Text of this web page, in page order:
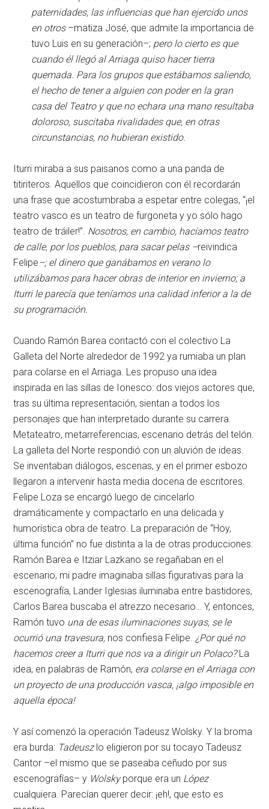
paternidades, las influencias que han ejercido unos
en otros–matiza José, que admite la importancia de
tuvo Luis en su generación–; pero lo cierto es que
cuando él llegó al Arriaga quiso hacer tierra
quemada. Para los grupos que estábamos saliendo,
el hecho de tener a alguien con poder en la gran
casa del Teatro y que no echara una mano resultaba
doloroso, suscitaba rivalidades que, en otras
circunstancias, no hubieran existido.
Iturri miraba a sus paisanos como a una panda de
titiriteros. Aquellos que coincidieron con él recordarán
una frase que acostumbraba a espetar entre colegas, “¡el
teatro vasco es un teatro de furgoneta y yo sólo hago
teatro de tráiler!”. Nosotros, en cambio, hacíamos teatro
de calle, por los pueblos, para sacar pelas –reivindica
Felipe–; el dinero que ganábamos en verano lo
utilizábamos para hacer obras de interior en invierno; a
Iturri le parecía que teníamos una calidad inferior a la de
su programación.
Cuando Ramón Barea contactó con el colectivo La
Galleta del Norte alrededor de 1992 ya rumiaba un plan
para colarse en el Arriaga. Les propuso una idea
inspirada en las sillas de Ionesco: dos viejos actores que,
tras su última representación, sientan a todos los
personajes que han interpretado durante su carrera.
Metateatro, metarreferencias, escenario detrás del telón.
La galleta del Norte respondió con un aluvión de ideas.
Se inventaban diálogos, escenas, y en el primer esbozo
llegaron a intervenir hasta media docena de escritores.
Felipe Loza se encargó luego de cincelarlo
dramáticamente y compactarlo en una delicada y
humorística obra de teatro. La preparación de “Hoy,
última función” no fue distinta a la de otras producciones:
Ramón Barea e Itziar Lazkano se regañaban en el
escenario, mi padre imaginaba sillas figurativas para la
escenografía, Lander Iglesias iluminaba entre bastidores,
Carlos Barea buscaba el atrezzo necesario… Y, entonces,
Ramón tuvo una de esas iluminaciones suyas, se le
ocurrió una travesura, nos confiesa Felipe. ¿Por qué no
hacemos creer a Iturri que nos va a dirigir un Polaco? La
idea, en palabras de Ramón, era colarse en el Arriaga con
un proyecto de una producción vasca, ¡algo imposible en
aquella época!
Y así comenzó la operación Tadeusz Wolsky. Y la broma
era burda: Tadeuszlo eligieron por su tocayo Tadeusz
Cantor –el mismo que se paseaba ceñudo por sus
escenografías– y Wolskyporque era un López
cualquiera. Parecían querer decir: ¡eh!, que esto es